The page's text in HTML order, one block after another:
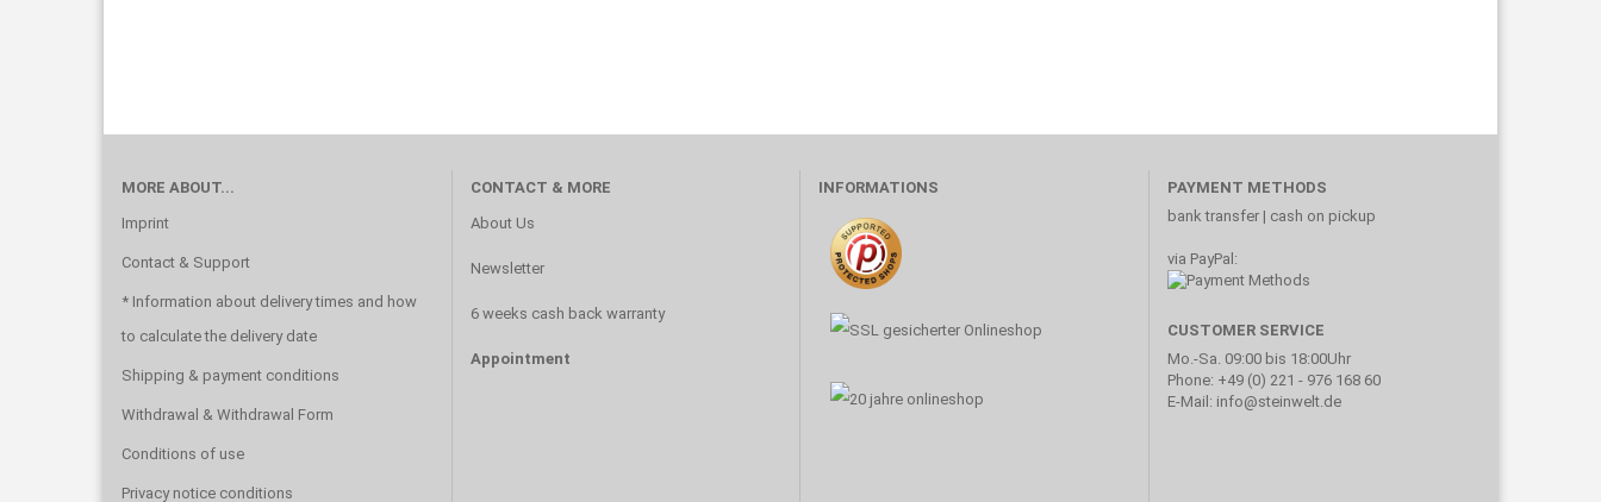
MORE ABOUT...
Imprint
Contact & Support
* Information about delivery times and how
to calculate the delivery date
Shipping & payment conditions
Withdrawal & Withdrawal Form
Conditions of use
Privacy notice conditions
CONTACT & MORE
About Us
Newsletter
6 weeks cash back warranty
Appointment
INFORMATIONS
PAYMENT METHODS
bank transfer | cash on pickup
via PayPal:
CUSTOMER SERVICE
Mo.-Sa. 09:00 bis 18:00Uhr
Phone: +49 (0) 221 - 976 168 60
E-Mail: info@steinwelt.de